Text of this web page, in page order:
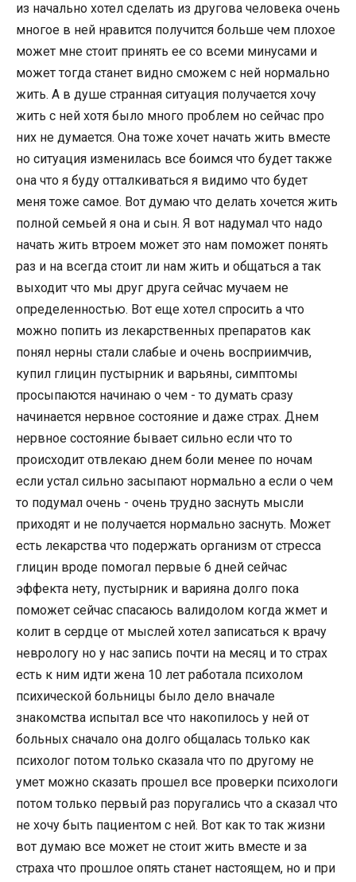
из начально хотел сделать из другова человека очень
многое в ней нравится получится больше чем плохое
может мне стоит принять ее со всеми минусами и
может тогда станет видно сможем с ней нормально
жить. А в душе странная ситуация получается хочу
жить с ней хотя было много проблем но сейчас про
них не думается. Она тоже хочет начать жить вместе
но ситуация изменилась все боимся что будет также
она что я буду отталкиваться я видимо что будет
меня тоже самое. Вот думаю что делать хочется жить
полной семьей я она и сын. Я вот надумал что надо
начать жить втроем может это нам поможет понять
раз и на всегда стоит ли нам жить и общаться а так
выходит что мы друг друга сейчас мучаем не
определенностью. Вот еще хотел спросить а что
можно попить из лекарственных препаратов как
понял нерны стали слабые и очень восприимчив,
купил глицин пустырник и варьяны, симптомы
просыпаются начинаю о чем - то думать сразу
начинается нервное состояние и даже страх. Днем
нервное состояние бывает сильно если что то
происходит отвлекаю днем боли менее по ночам
если устал сильно засыпают нормально а если о чем
то подумал очень - очень трудно заснуть мысли
приходят и не получается нормально заснуть. Может
есть лекарства что подержать организм от стресса
глицин вроде помогал первые 6 дней сейчас
эффекта нету, пустырник и варияна долго пока
поможет сейчас спасаюсь валидолом когда жмет и
колит в сердце от мыслей хотел записаться к врачу
неврологу но у нас запись почти на месяц и то страх
есть к ним идти жена 10 лет работала психолом
психической больницы было дело вначале
знакомства испытал все что накопилось у ней от
больных сначало она долго общалась только как
психолог потом только сказала что по другому не
умет можно сказать прошел все проверки психологи
потом только первый раз поругались что а сказал что
не хочу быть пациентом с ней. Вот как то так жизни
вот думаю все может не стоит жить вместе и за
страха что прошлое опять станет настоящем, но и при